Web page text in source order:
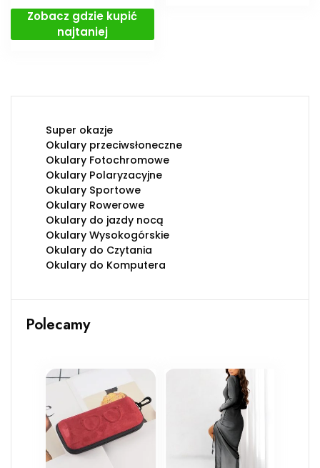
Zobacz gdzie kupić
najtaniej
Super okazje
Okulary przeciwsłoneczne
Okulary Fotochromowe
Okulary Polaryzacyjne
Okulary Sportowe
Okulary Rowerowe
Okulary do jazdy nocą
Okulary Wysokogórskie
Okulary do Czytania
Okulary do Komputera
Polecamy